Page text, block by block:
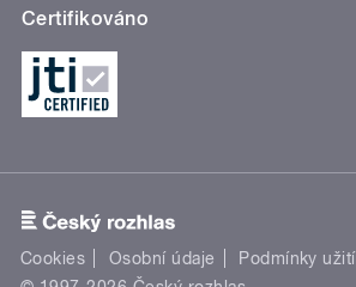
Certifikováno
Cookies Osobní údaje Podmínky užití